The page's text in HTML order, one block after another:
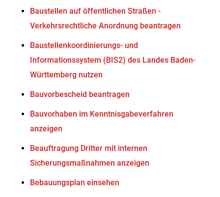
Baustellen auf öffentlichen Straßen -
Verkehrsrechtliche Anordnung beantragen
Baustellenkoordinierungs- und
Informationssystem (BIS2) des Landes Baden-
Württemberg nutzen
Bauvorbescheid beantragen
Bauvorhaben im Kenntnisgabeverfahren
anzeigen
Beauftragung Dritter mit internen
Sicherungsmaßnahmen anzeigen
Bebauungsplan einsehen